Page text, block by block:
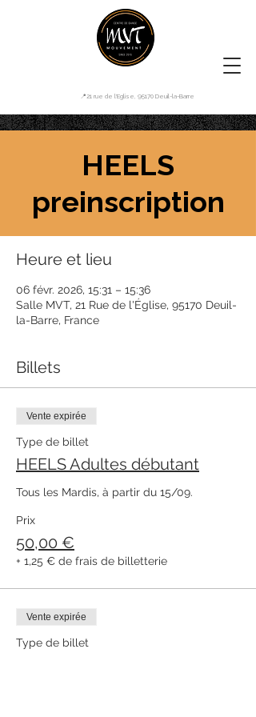
📍21 rue de l'Eglise, 95170 Deuil-la-Barre
HEELS
preinscription
Heure et lieu
06 févr. 2026, 15:31 – 15:36
Salle MVT, 21 Rue de l'Église, 95170 Deuil-
la-Barre, France
Billets
Vente expirée
Type de billet
HEELS Adultes débutant
Tous les Mardis, à partir du 15/09.
Prix
50,00 €
+ 1,25 € de frais de billetterie
Vente expirée
Type de billet